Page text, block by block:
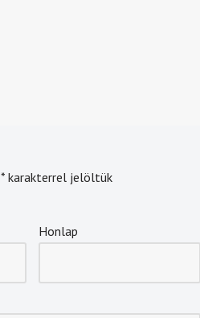
*karakterrel jelöltük
Honlap